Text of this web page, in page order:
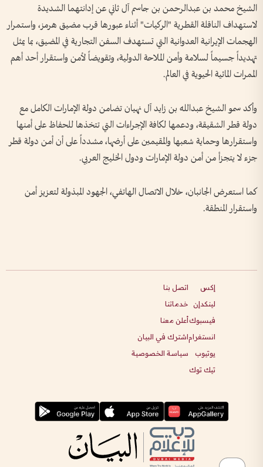
الشيخ محمد بن عبدالرحمن بن جاسم آل ثاني عن إدانتهما الشديدة
لاستهداف الناقلة القطرية "الركيات" أثناء عبورها قرب مضيق هرمز، واستمرار
الهجمات الإيرانية العدوانية التي تستهدف السفن التجارية في المضيق، بما يمثل
تهديداً جسيماً لسلامة وأمن الملاحة الدولية، وتقويضاً لأمن واستقرار أحد أهم
الممرات المائية الحيوية في العالم.
وأكد سمو الشيخ عبدالله بن زايد آل نهيان تضامن دولة الإمارات الكامل مع
دولة قطر الشقيقة، ودعمها لكافة الإجراءات التي تتخذها للحفاظ على أمنها
واستقرارها وحماية شعبها والمقيمين على أرضها، مشدداً على أن أمن دولة قطر
جزء لا يتجزأ من أمن دولة الإمارات ودول الخليج العربي.
كما استعرض الجانبان، خلال الاتصال الهاتفي، الجهود المبذولة لتعزيز أمن
واستقرار المنطقة.
إكس
لينكدإن
فيسبوك
انستغرام
يوتيوب
تيك توك
اتصل بنا
خدماتنا
أعلن معنا
اشترك في البيان
سياسة الخصوصية